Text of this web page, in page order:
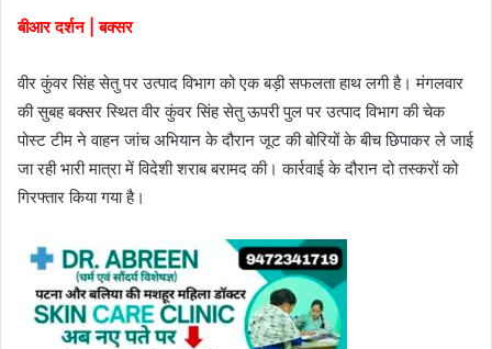
बीआर दर्शन | बक्सर
वीर कुंवर सिंह सेतु पर उत्पाद विभाग को एक बड़ी सफलता हाथ लगी है। मंगलवार
की सुबह बक्सर स्थित वीर कुंवर सिंह सेतु ऊपरी पुल पर उत्पाद विभाग की चेक
पोस्ट टीम ने वाहन जांच अभियान के दौरान जूट की बोरियों के बीच छिपाकर ले जाई
जा रही भारी मात्रा में विदेशी शराब बरामद की। कार्रवाई के दौरान दो तस्करों को
गिरफ्तार किया गया है।